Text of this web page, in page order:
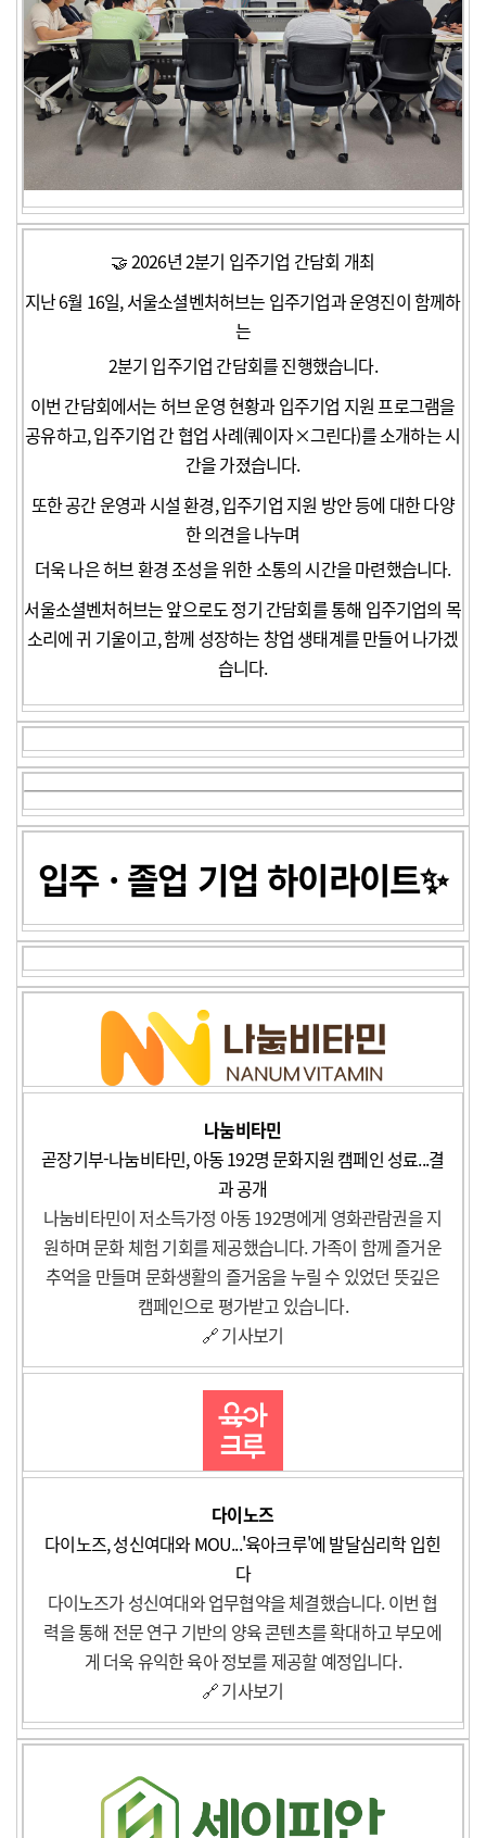
🤝 2026년 2분기 입주기업 간담회 개최
지난 6월 16일, 서울소셜벤처허브는 입주기업과 운영진이 함께하
는
2분기 입주기업 간담회를 진행했습니다.
이번 간담회에서는 허브 운영 현황과 입주기업 지원 프로그램을
공유하고, 입주기업 간 협업 사례(퀘이자×그린다)를 소개하는 시
간을 가졌습니다.
또한 공간 운영과 시설 환경, 입주기업 지원 방안 등에 대한 다양
한 의견을 나누며
더욱 나은 허브 환경 조성을 위한 소통의 시간을 마련했습니다.
서울소셜벤처허브는 앞으로도 정기 간담회를 통해 입주기업의 목
소리에 귀 기울이고, 함께 성장하는 창업 생태계를 만들어 나가겠
습니다.
입주 · 졸업 기업 하이라이트✨
나눔비타민
곧장기부-나눔비타민, 아동 192명 문화지원 캠페인 성료...결
과 공개
나눔비타민이 저소득가정 아동 192명에게 영화관람권을 지
원하며 문화 체험 기회를 제공했습니다. 가족이 함께 즐거운
추억을 만들며 문화생활의 즐거움을 누릴 수 있었던 뜻깊은
캠페인으로 평가받고 있습니다.
🔗 기사보기
다이노즈
다이노즈, 성신여대와 MOU...'육아크루'에 발달심리학 입힌
다
다이노즈가 성신여대와 업무협약을 체결했습니다. 이번 협
력을 통해 전문 연구 기반의 양육 콘텐츠를 확대하고 부모에
게 더욱 유익한 육아 정보를 제공할 예정입니다.
🔗 기사보기